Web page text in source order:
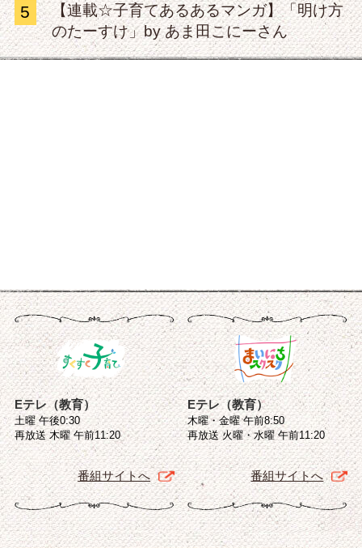
5
【連載☆子育てあるあるマンガ】「明け方
のたーすけ」by あま田こにーさん
Eテレ（教育）
土曜 午後0:30
再放送 木曜 午前11:20
番組サイトへ
Eテレ（教育）
木曜・金曜 午前8:50
再放送 火曜・水曜 午前11:20
番組サイトへ